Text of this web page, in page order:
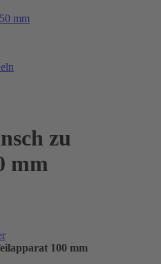
mm
zu
mm
100 mm